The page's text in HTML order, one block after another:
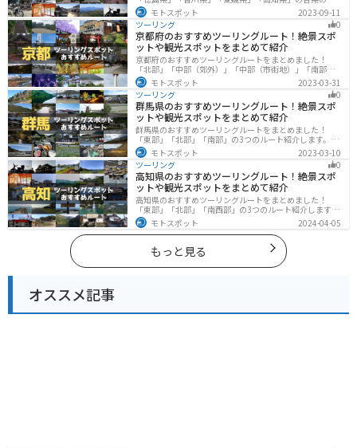
光地紹介します。自然豊かな山々や湖、温泉地が点在
し、四季折々の景色を楽しめるスポットが多数ありま
す。バイクで四国にツーリングに行く際は参考にしてく
ださい。
モトスポット
2023-09-11
ツーリング
0
京都府のおすすめツーリングルート！絶景スポ
ットや観光スポットをまとめて紹介
京都府のおすすめツーリングルートをまとめました！
「北部」「中部（郊外）」「中部（市街地）」「南部」
の4つのルート紹介します。古い町並みや神社仏閣、自然
に囲まれた風光明媚なスポットが数多く存在し、様々な
楽しみ方ができます。バイクで京都府にツーリングに行
く際は参考にしてください。
モトスポット
2023-03-31
ツーリング
0
群馬県のおすすめツーリングルート！絶景スポ
ットや観光スポットをまとめて紹介
群馬県のおすすめツーリングルートをまとめました！
「東部」「北部」「南部」の3つのルート紹介します。草
津温泉や伊香保温泉など全国でも有名な温泉や豊かな自
然を満喫するツーリングができます。バイクで群馬県に
ツーリングに行く際は参考にしてください。
モトスポット
2023-03-10
ツーリング
0
高知県のおすすめツーリングルート！絶景スポ
ットや観光スポットをまとめて紹介
高知県のおすすめツーリングルートをまとめました！
「東部」「北部」「南西部」の3つのルート紹介します。
山と海どちらも楽しめるスポットが多数あり、様々な楽
しみ方ができます。バイクで高知県にツーリングに行く
際は参考にしてください。
モトスポット 2024-04-05
もっと見る
オススメ記事